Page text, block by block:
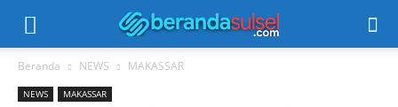
Beranda NEWS MAKASSAR
NEWS MAKASSAR